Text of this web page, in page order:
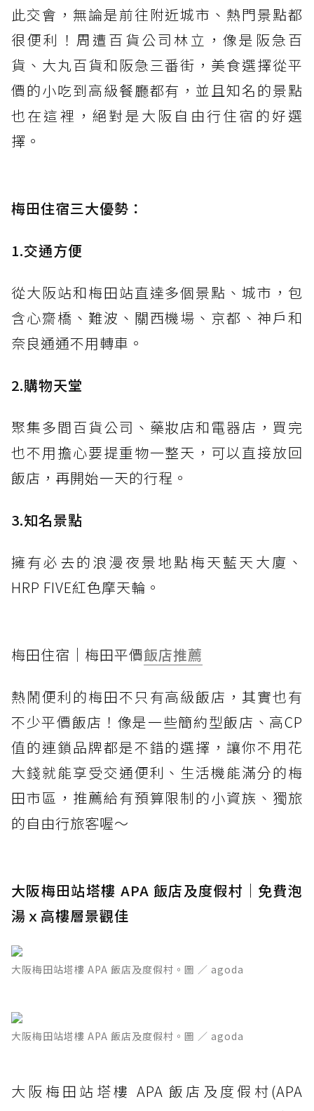
此交會，無論是前往附近城市、熱門景點都
很便利！周遭百貨公司林立，像是阪急百
貨、大丸百貨和阪急三番街，美食選擇從平
價的小吃到高級餐廳都有，並且知名的景點
也在這裡，絕對是大阪自由行住宿的好選
擇。
梅田住宿三大優勢：
1.交通方便
從大阪站和梅田站直達多個景點、城市，包
含心齋橋、難波、關西機場、京都、神戶和
奈良通通不用轉車。
2.購物天堂
聚集多間百貨公司、藥妝店和電器店，買完
也不用擔心要提重物一整天，可以直接放回
飯店，再開始一天的行程。
3.知名景點
擁有必去的浪漫夜景地點梅天藍天大廈、
HRP FIVE紅色摩天輪。
梅田住宿｜梅田平價飯店推薦
熱鬧便利的梅田不只有高級飯店，其實也有
不少平價飯店！像是一些簡約型飯店、高CP
值的連鎖品牌都是不錯的選擇，讓你不用花
大錢就能享受交通便利、生活機能滿分的梅
田市區，推薦給有預算限制的小資族、獨旅
的自由行旅客喔～
大阪梅田站塔樓 APA 飯店及度假村｜免費泡
湯ｘ高樓層景觀佳
大阪梅田站塔樓 APA 飯店及度假村。圖 ／ agoda
大阪梅田站塔樓 APA 飯店及度假村。圖 ／ agoda
大阪梅田站塔樓 APA 飯店及度假村(APA